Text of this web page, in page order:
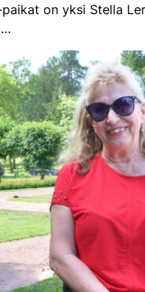
on yksi Stella